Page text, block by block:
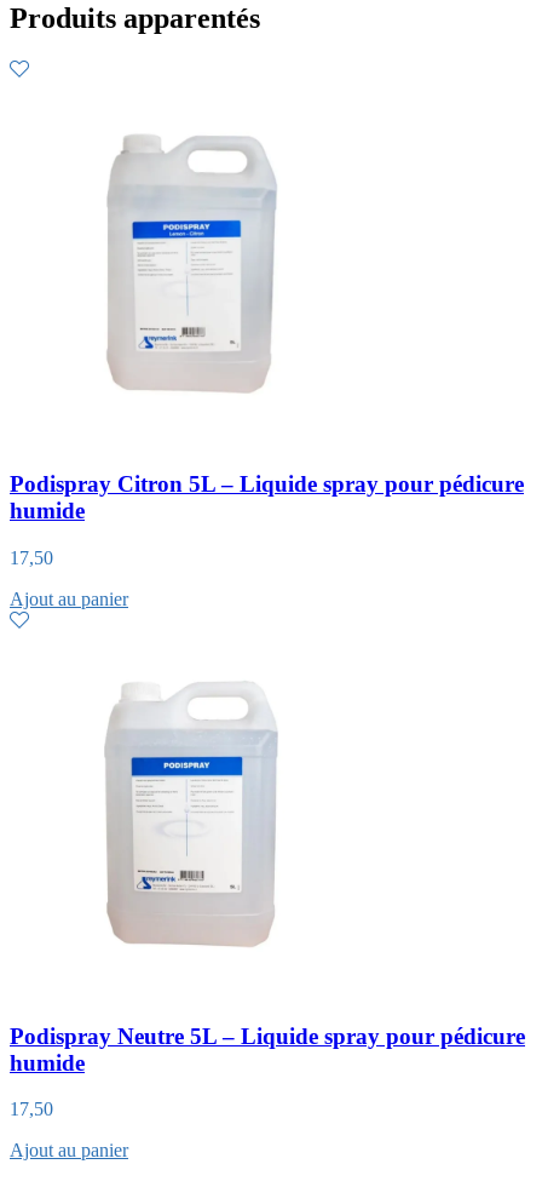
Produits apparentés
Podispray Citron 5L – Liquide spray pour pédicure
humide
17,50
Ajout au panier
Podispray Neutre 5L – Liquide spray pour pédicure
humide
17,50
Ajout au panier